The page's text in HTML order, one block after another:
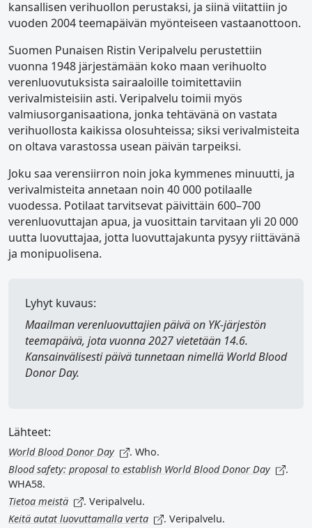
kansallisen verihuollon perustaksi, ja siinä viitattiin jo
vuoden 2004 teemapäivän myönteiseen vastaanottoon.
Suomen Punaisen Ristin Veripalvelu perustettiin
vuonna 1948 järjestämään koko maan verihuolto
verenluovutuksista sairaaloille toimitettaviin
verivalmisteisiin asti. Veripalvelu toimii myös
valmiusorganisaationa, jonka tehtävänä on vastata
verihuollosta kaikissa olosuhteissa; siksi verivalmisteita
on oltava varastossa usean päivän tarpeiksi.
Joku saa verensiirron noin joka kymmenes minuutti, ja
verivalmisteita annetaan noin 40 000 potilaalle
vuodessa. Potilaat tarvitsevat päivittäin 600–700
verenluovuttajan apua, ja vuosittain tarvitaan yli 20 000
uutta luovuttajaa, jotta luovuttajakunta pysyy riittävänä
ja monipuolisena.
Lyhyt kuvaus:
Maailman verenluovuttajien päiväon YK-järjestön
teemapäivä, jota vuonna 2027 vietetään 14.6.
Kansainvälisesti päivä tunnetaan nimellä World Blood
Donor Day.
Lähteet:
World Blood Donor Day
. Who.
Blood safety: proposal to establish World Blood Donor Day
.
WHA58.
Tietoa meistä
. Veripalvelu.
Keitä autat luovuttamalla verta
. Veripalvelu.